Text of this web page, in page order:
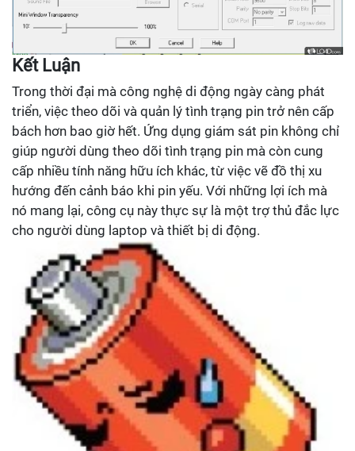
Kết Luận
Trong thời đại mà công nghệ di động ngày càng phát
triển, việc theo dõi và quản lý tình trạng pin trở nên cấp
bách hơn bao giờ hết. Ứng dụng giám sát pin không chỉ
giúp người dùng theo dõi tình trạng pin mà còn cung
cấp nhiều tính năng hữu ích khác, từ việc vẽ đồ thị xu
hướng đến cảnh báo khi pin yếu. Với những lợi ích mà
nó mang lại, công cụ này thực sự là một trợ thủ đắc lực
cho người dùng laptop và thiết bị di động.